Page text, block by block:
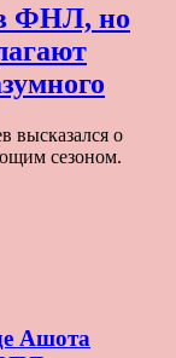
ФНЛ, но
высказался о
сезоном.
Ашота